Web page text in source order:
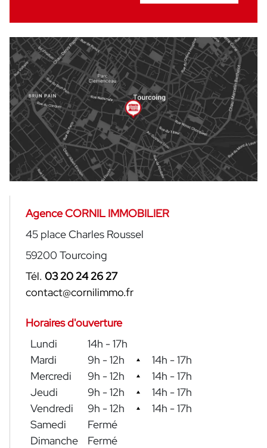
Agence CORNIL IMMOBILIER
45 place Charles Roussel
59200 Tourcoing
Tél. 03 20 24 26 27
contact@cornilimmo.fr
Horaires d'ouverture
Lundi
14h - 17h
Mardi
9h - 12h
14h - 17h
Mercredi
9h - 12h
14h - 17h
Jeudi
9h - 12h
14h - 17h
Vendredi
9h - 12h
14h - 17h
Samedi
Fermé
Dimanche
Fermé